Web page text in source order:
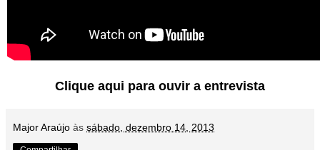
Clique aqui para ouvir a entrevista
Major Araújo às sábado, dezembro 14, 2013